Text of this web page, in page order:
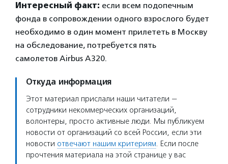
Интересный факт: если всем подопечным
фонда в сопровождении одного взрослого будет
необходимо в один момент прилететь в Москву
на обследование, потребуется пять
самолетов Airbus А320.
Откуда информация
Этот материал прислали наши читатели —
сотрудники некоммерческих организаций,
волонтеры, просто активные люди. Мы публикуем
новости от организаций со всей России, если эти
новости отвечают нашим критериям. Если после
прочтения материала на этой странице у вас